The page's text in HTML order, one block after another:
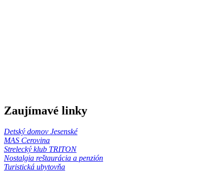
Zaujímavé linky
Detský domov Jesenské
MAS Cerovina
Strelecký klub TRITON
Nostalgia reštaurácia a penzión
Turistická ubytovňa